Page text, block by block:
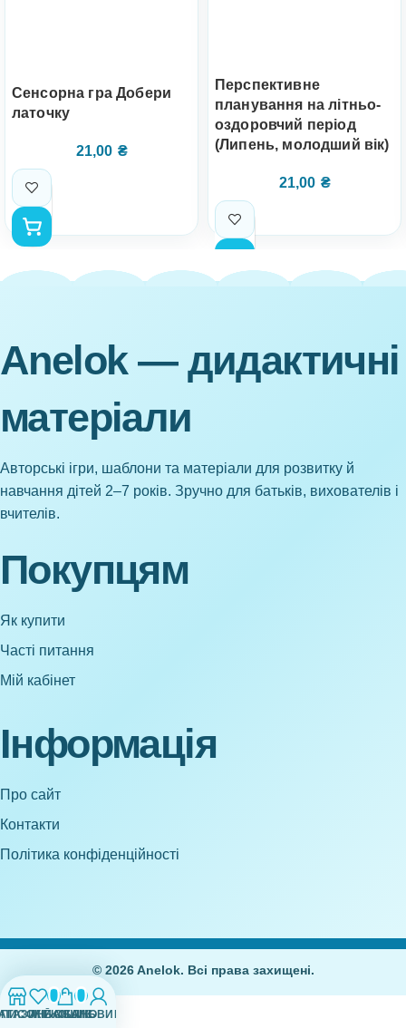
Сенсорна гра Добери
латочку
21,00 ₴
Перспективне
планування на літньо-
оздоровчий період
(Липень, молодший вік)
21,00 ₴
Anelok — дидактичні
матеріали
Авторські ігри, шаблони та матеріали для розвитку й
навчання дітей 2–7 років. Зручно для батьків, вихователів і
вчителів.
Покупцям
Як купити
Часті питання
Мій кабінет
Інформація
Про сайт
Контакти
Політика конфіденційності
0
БАЖАНЬ
0
КОШИК
МІЙ ОБЛІКОВИЙ ЗАПИС
© 2026 Anelok. Всі права захищені.